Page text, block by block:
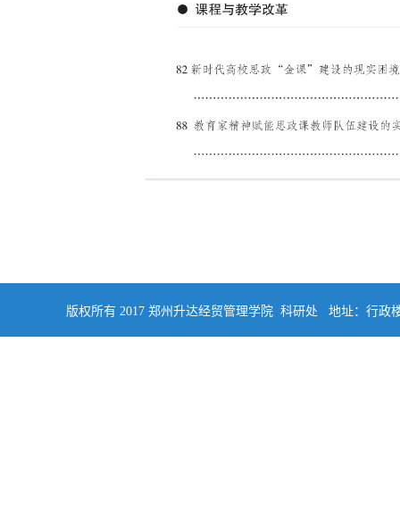
版权所有 2017 郑州升达经贸管理学院 科研处 地址：行政